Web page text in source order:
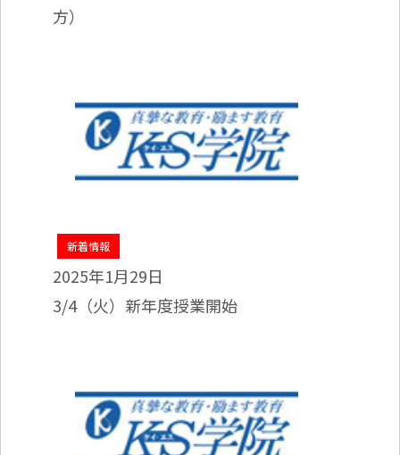
方）
新着情報
2025年1月29日
3/4（火）新年度授業開始